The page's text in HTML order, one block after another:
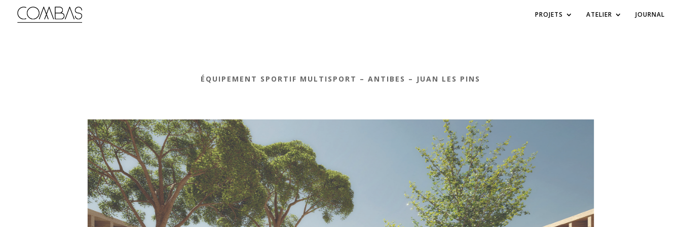
PROJETS ATELIER JOURNAL
ÉQUIPEMENT SPORTIF MULTISPORT – ANTIBES – JUAN LES PINS